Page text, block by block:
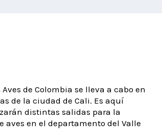
Aves de Colombia se lleva a cabo en
de la ciudad de Cali. Es aquí
distintas salidas para la
aves en el departamento del Valle